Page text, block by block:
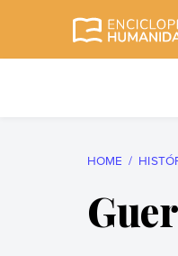
HOME